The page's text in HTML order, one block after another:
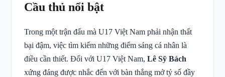
Cầu thủ nổi bật
Trong một trận đấu mà U17 Việt Nam phải nhận thất
bại đậm, việc tìm kiếm những điểm sáng cá nhân là
điều cần thiết. Đối với U17 Việt Nam, Lê Sỹ Bách
xứng đáng được nhắc đến với bàn thắng mở tỷ số đầy